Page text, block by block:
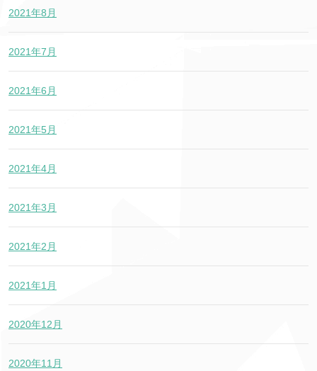
2021年8月
2021年7月
2021年6月
2021年5月
2021年4月
2021年3月
2021年2月
2021年1月
2020年12月
2020年11月